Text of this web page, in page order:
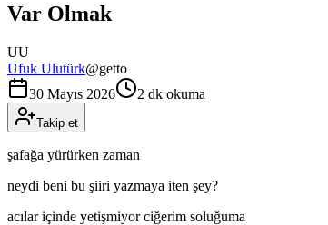
Var Olmak
UU
Ufuk Ulutürk@getto
30 Mayıs 2026
2 dk okuma
Takip et
şafağa yürürken zaman
neydi beni bu şiiri yazmaya iten şey?
acılar içinde yetişmiyor ciğerim soluğuma